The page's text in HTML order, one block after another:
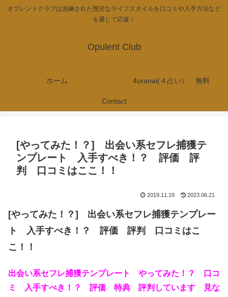
オプレントクラブは洗練された贅沢なライフスタイルを口コミや入手方法など
を通じて応援！
Opulent Club
ホーム 4uranai(４占い） 無料
Contact
[やってみた！？] 出会い系セフレ捕獲テ
ンプレート 入手すべき！？ 評価 評
判 口コミはここ！！
2019.11.19 2023.06.21
[やってみた！？] 出会い系セフレ捕獲テンプレー
ト 入手すべき！？ 評価 評判 口コミはこ
こ！！
出会い系セフレ捕獲テンプレート やってみた！？ 口コ
ミ 入手すべき！？ 評価 特典 評判しています 見な